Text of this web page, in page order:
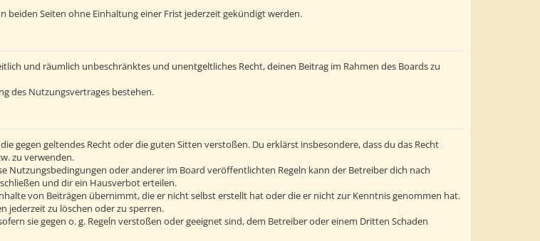
Seiten ohne Einhaltung einer Frist jederzeit gekündigt werden.
und räumlich unbeschränktes und unentgeltliches Recht, deinen Beitrag im Rahmen des Boards zu
des Nutzungsvertrages bestehen.
gegen geltendes Recht oder die guten Sitten verstoßen. Du erklärst insbesondere, dass du das Recht
zu verwenden.
Nutzungsbedingungen oder anderer im Board veröffentlichten Regeln kann der Betreiber dich nach
und dir ein Hausverbot erteilen.
von Beiträgen übernimmt, die er nicht selbst erstellt hat oder die er nicht zur Kenntnis genommen hat.
jederzeit zu löschen oder zu sperren.
sie gegen o. g. Regeln verstoßen oder geeignet sind, dem Betreiber oder einem Dritten Schaden